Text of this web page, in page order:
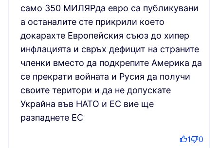
само 350 МИЛЯРда евро са публикувани
а останалите сте прикрили което
докарахте Европейския съюз до хипер
инфлацията и свръх дефицит на страните
членки вместо да подкрепите Америка да
се прекрати войната и Русия да получи
своите територи и да не допускате
Украйна във НАТО и ЕС вие ще
разпаднете ЕС
1 0